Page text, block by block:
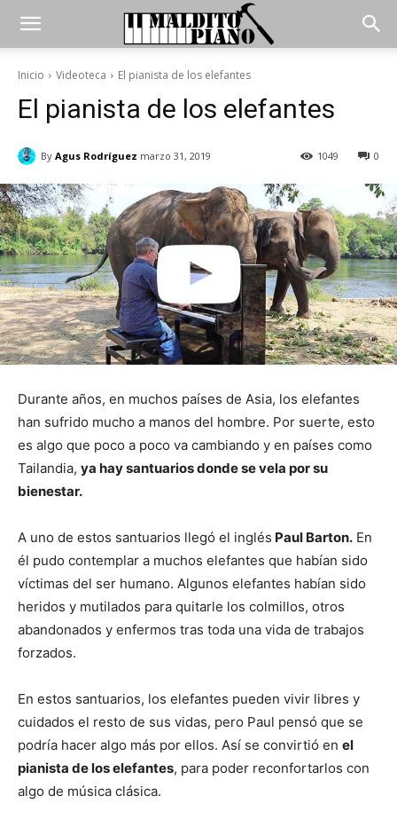
Inicio Videoteca El pianista de los elefantes
El pianista de los elefantes
By Agus Rodríguez marzo 31, 2019 0
1049
Durante años, en muchos países de Asia, los elefantes
han sufrido mucho a manos del hombre. Por suerte, esto
es algo que poco a poco va cambiando y en países como
Tailandia, ya hay santuarios donde se vela por su
bienestar.
A uno de estos santuarios llegó el inglés Paul Barton. En
él pudo contemplar a muchos elefantes que habían sido
víctimas del ser humano. Algunos elefantes habían sido
heridos y mutilados para quitarle los colmillos, otros
abandonados y enfermos tras toda una vida de trabajos
forzados.
En estos santuarios, los elefantes pueden vivir libres y
cuidados el resto de sus vidas, pero Paul pensó que se
podría hacer algo más por ellos. Así se convirtió en el
pianista de los elefantes, para poder reconfortarlos con
algo de música clásica.